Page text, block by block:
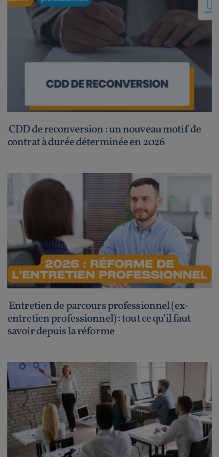
CDD de reconversion : un nouveau motif de
contrat à durée déterminée en 2026
Entretien de parcours professionnel (ex-
entretien professionnel) : tout ce qu'il faut
savoir depuis la réforme